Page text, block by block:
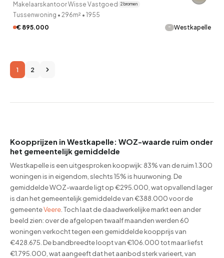
Makelaarskantoor Wisse Vastgoed 2 bronnen
Tussenwoning • 296m² • 1955
€ 895.000
- Westkapelle
1 2
Koopprijzen in Westkapelle: WOZ-waarde ruim onder
het gemeentelijk gemiddelde
Westkapelle is een uitgesproken koopwijk: 83% van de ruim 1.300
woningen is in eigendom, slechts 15% is huurwoning. De
gemiddelde WOZ-waarde ligt op €295.000, wat opvallend lager
is dan het gemeentelijk gemiddelde van €388.000 voor de
gemeenteVeere . Toch laat de daadwerkelijke markt een ander
beeld zien: over de afgelopen twaalf maanden werden 60
woningen verkocht tegen een gemiddelde koopprijs van
€428.675. De bandbreedte loopt van €106.000 tot maar liefst
€1.795.000, wat aangeeft dat het aanbod sterk varieert, van